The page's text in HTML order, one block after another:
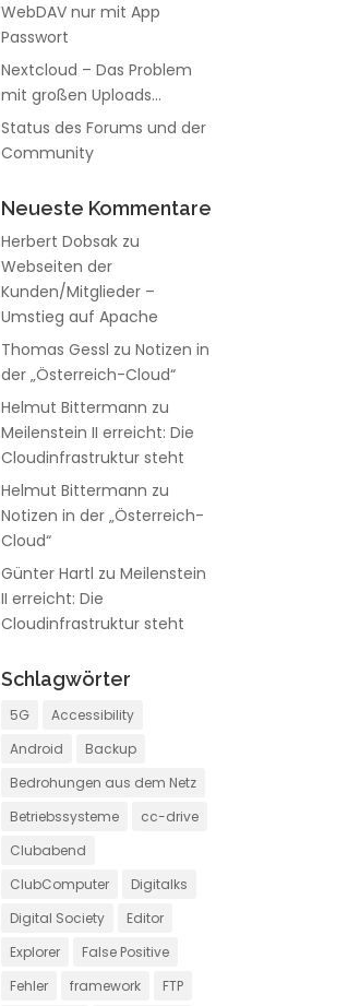
WebDAV nur mit App
Passwort
Nextcloud – Das Problem
mit großen Uploads…
Status des Forums und der
Community
Neueste Kommentare
Herbert Dobsak zu
Webseiten der
Kunden/Mitglieder –
Umstieg auf Apache
Thomas Gessl zuNotizen in
der „Österreich-Cloud“
Helmut Bittermann zu
Meilenstein II erreicht: Die
Cloudinfrastruktur steht
Helmut Bittermann zu
Notizen in der „Österreich-
Cloud“
Günter Hartl zuMeilenstein
II erreicht: Die
Cloudinfrastruktur steht
Schlagwörter
5G
Accessibility
Android
Backup
Bedrohungen aus dem Netz
Betriebssysteme
cc-drive
Clubabend
ClubComputer
Digitalks
Digital Society
Editor
Explorer
False Positive
Fehler
framework
FTP